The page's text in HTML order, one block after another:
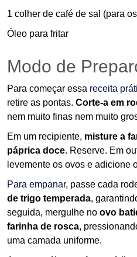
1 colher de café de sal (para
Óleo para fritar
Modo de
Para começar essa receita
retire as pontas. Corte-a em
nem muito finas nem muito
Em um recipiente, misture a
páprica doce. Reserve. Em
levemente os ovos e adicione
Para empanar, passe cada
de trigo temperada,
seguida, mergulhe no ovo
farinha de rosca,
uma camada uniforme.